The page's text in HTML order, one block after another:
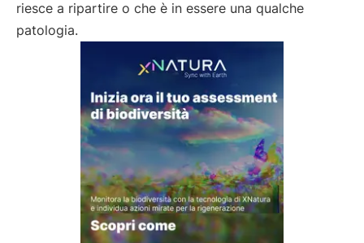
riesce a ripartire o che è in essere una qualche
patologia.